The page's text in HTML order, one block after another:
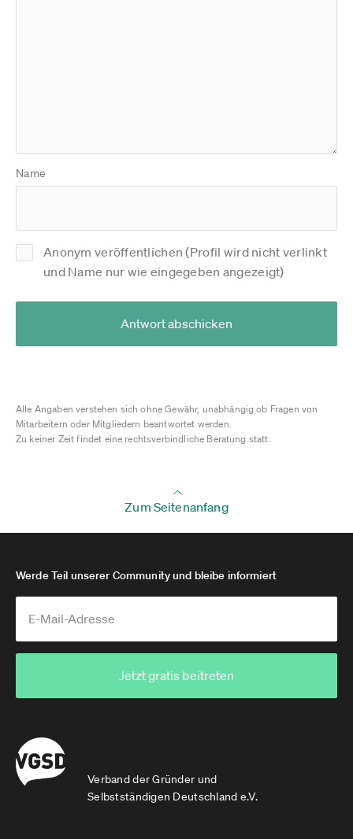
Name
Anonym veröffentlichen (Profil wird nicht verlinkt
und Name nur wie eingegeben angezeigt)
Antwort abschicken
Alle Angaben verstehen sich ohne Gewähr, unabhängig ob Fragen von
Mitarbeitern oder Mitgliedern beantwortet werden.
Zu keiner Zeit findet eine rechtsverbindliche Beratung statt.
Zum Seitenanfang
Verband der Gründer und
Selbstständigen Deutschland e.V.
Werde Teil unserer Community und bleibe informiert
Jetzt gratis beitreten